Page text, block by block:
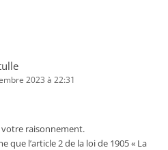
2023 à 22:31
votre raisonnement.
que l’article 2 de la loi de 1905 « La